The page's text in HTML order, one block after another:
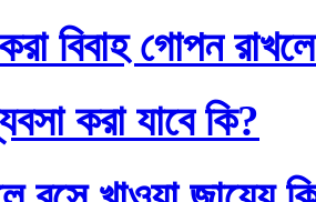
বিবাহ গোপন
করা যাবে কি?